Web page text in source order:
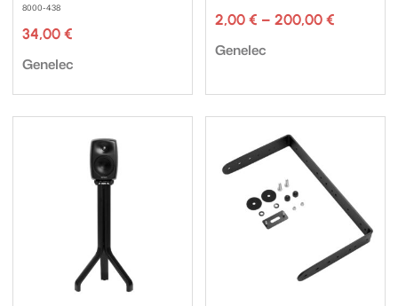
8000-438
34,00 €
Tuotemerkki:
Genelec
2,00 € – 200,00 €
Tuotemerkki:
Genelec